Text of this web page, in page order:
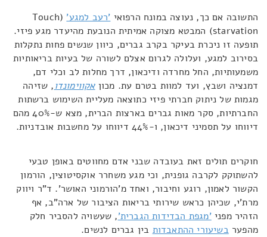
התשובה אם כך, נעוצה במונח הרפואי 'רעב למגע' (Touch
starvation) המבטא מצוקה אמיתית הנובעת מהיעדר מגע פיזי.
תופעה זו ניכרת בעיקר בקרב גברים, כיוון שנשים פחות נתקלות
בסירוב למגע, ועלולה לגרום אצלם לשורה של בעיות בריאותיות
משמעותיות, החל מחרדה ודיכאון, דרך מחלות לב וכלי דם,
דמנציה ושבץ, ועד למוות בטרם עת. מכוןאקווימונדו, שזיהה
מגמות של ניתוק חברתי פיזי כתוצאה מעליית השימוש ברשתות
החברתיות, סקר מאות גברים בארצות הברית, מצא ש-40% מהם
דיווחו על תסמיני דיכאון, ו-44% דיווחו על מחשבות אובדניות.
חוקרים תולים זאת בעובדה שבני אדם מחווטים באופן טבעי
להשתוקק לקרבה גופנית, וכי מגע משחרר אוקסיטוצין, הורמון
הקשור לאמון, רוגע וחיבור, ואחד מ'הורמוני האושר'. ד"ר ויווק
מרת'י, שכיהן כראש שירותי בריאות הציבור של ארה"ב, אף
הזהיר מפני'מגפת הבדידות הגברית', שעשויה להסביר חלק
מהפערבשיעורי ההתאבדות בין גברים לנשים.